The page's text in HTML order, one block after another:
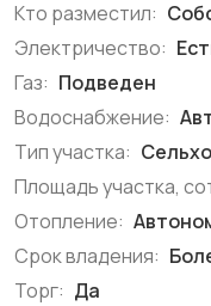
Кто разместил:
Электричество:
Газ: Подведен
Водоснабжение:
Тип участка:
Площадь участка,
Отопление:
Срок владения:
Торг: Да